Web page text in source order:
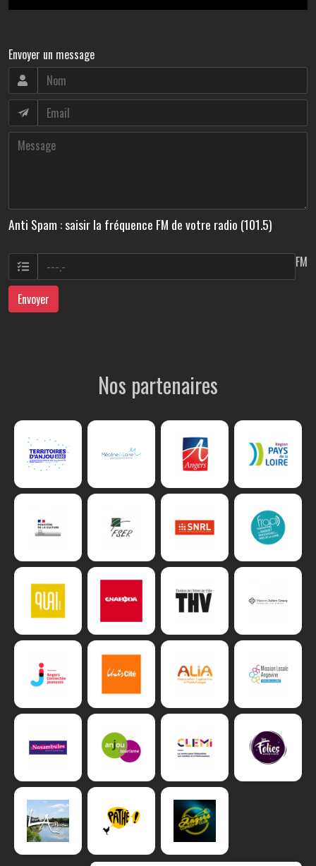
Envoyer un message
Anti Spam : saisir la fréquence FM de votre radio (101.5)
FM
Envoyer
Nos partenaires